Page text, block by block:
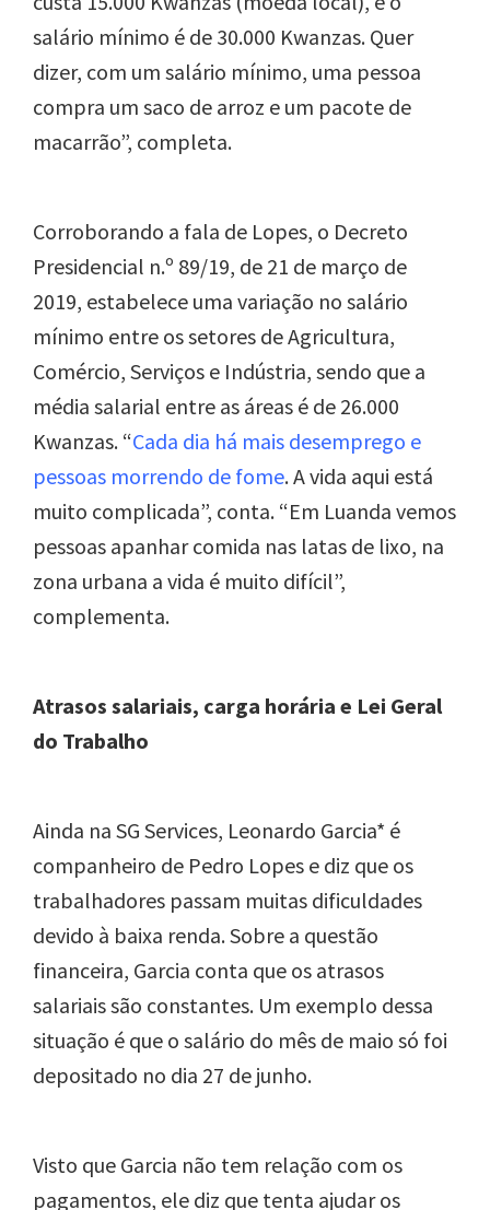
salário mínimo é de 30.000 Kwanzas. Quer
dizer, com um salário mínimo, uma pessoa
compra um saco de arroz e um pacote de
macarrão”, completa.
Corroborando a fala de Lopes, o Decreto
Presidencial n.º 89/19, de 21 de março de
2019, estabelece uma variação no salário
mínimo entre os setores de Agricultura,
Comércio, Serviços e Indústria, sendo que a
média salarial entre as áreas é de 26.000
Kwanzas. “Cada dia há mais desemprego e
pessoas morrendo de fome. A vida aqui está
muito complicada”, conta. “Em Luanda vemos
pessoas apanhar comida nas latas de lixo, na
zona urbana a vida é muito difícil”,
complementa.
Atrasos salariais, carga horária e Lei Geral
do Trabalho
Ainda na SG Services, Leonardo Garcia* é
companheiro de Pedro Lopes e diz que os
trabalhadores passam muitas dificuldades
devido à baixa renda. Sobre a questão
financeira, Garcia conta que os atrasos
salariais são constantes. Um exemplo dessa
situação é que o salário do mês de maio só foi
depositado no dia 27 de junho.
Visto que Garcia não tem relação com os
pagamentos, ele diz que tenta ajudar os